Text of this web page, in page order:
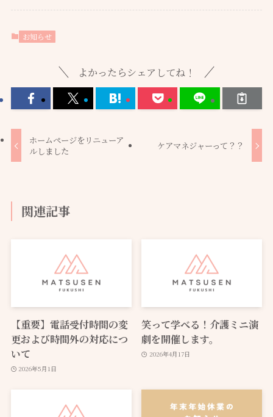
お知らせ
よかったらシェアしてね！
ホームページをリニューア
ルしました
ケアマネジャーって？？
関連記事
【重要】電話受付時間の変
更および時間外の対応につ
いて
2026年5月1日
笑って学べる！介護ミニ演
劇を開催します。
2026年4月17日